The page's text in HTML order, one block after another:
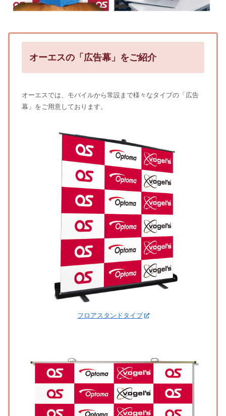
オーエスの「広告幕」をご紹介
オーエスでは、モバイルから常設まで様々なタイプの「広告
幕」をご用意しております。
フロアスタンドタイプ